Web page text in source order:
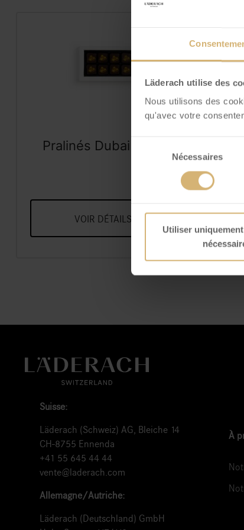
Läderach utilise des
Nous utilisons des
qu'avec votre
consentement
Nécessaires
Utiliser
Pralinés Dubai Style
VOIR DÉTAILS
Suisse:
Läderach (Schweiz) AG, Bleiche 14
CH-8755 Ennenda
+41 55 645 44 44
vente@laderach.com
Allemagne/Autriche:
Läderach (Deutschland) GmbH
À